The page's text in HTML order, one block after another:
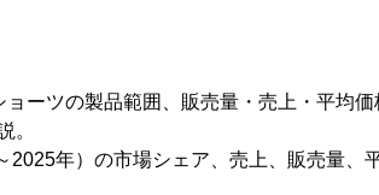
ーツの製品範囲、販売量・売上・平均
。
年）の市場シェア、売上、販売量、